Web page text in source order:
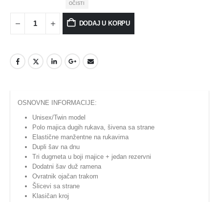
OČISTI
DODAJ U KORPU
OSNOVNE INFORMACIJE:
Unisex/Twin model
Polo majica dugih rukava, šivena sa strane
Elastične manžentne na rukavima
Dupli šav na dnu
Tri dugmeta u boji majice + jedan rezervni
Dodatni šav duž ramena
Ovratnik ojačan trakom
Šlicevi sa strane
Klasičan kroj